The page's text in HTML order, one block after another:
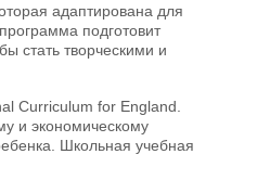
адаптирована для
подготовит
стать творческими и
Curriculum for England.
и экономическому
Школьная учебная